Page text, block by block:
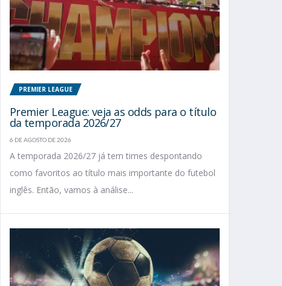
PREMIER LEAGUE
Premier League: veja as odds para o título
da temporada 2026/27
6 DE AGOSTO DE 2026
A temporada 2026/27 já tem times despontando
como favoritos ao título mais importante do futebol
inglês. Então, vamos à análise...